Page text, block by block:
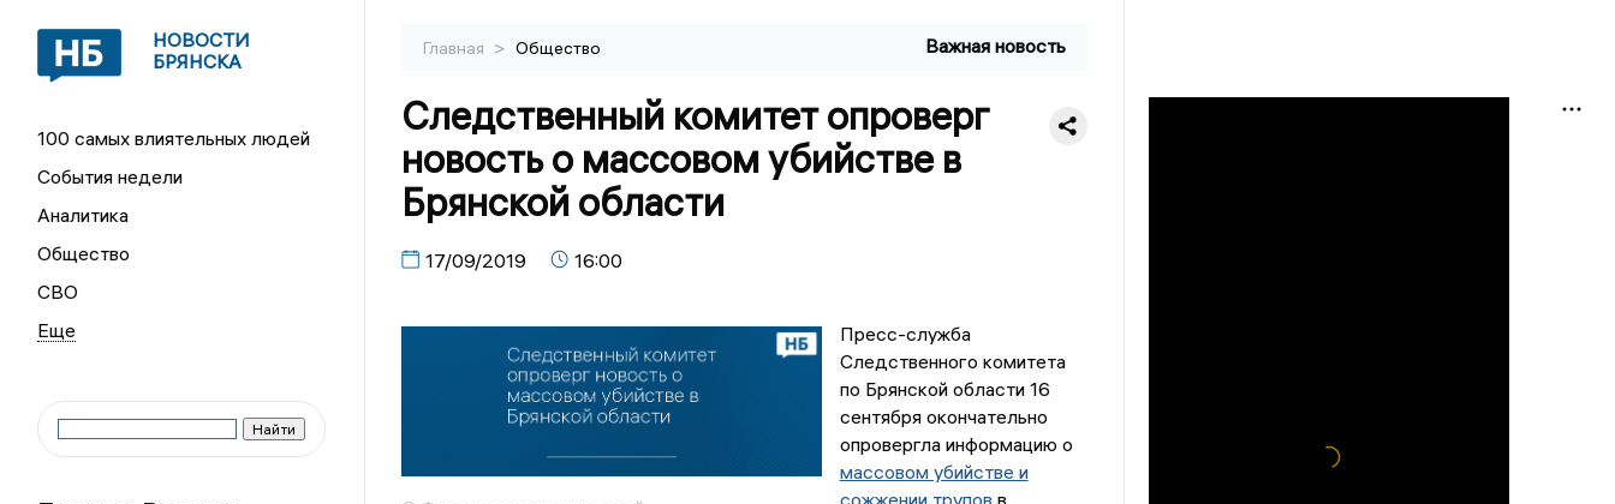
НОВОСТИ
БРЯНСКА
100 самых влиятельных людей
События недели
Аналитика
Общество
СВО
Главная > Общество Важная новость
Следственный комитет опроверг
новость о массовом убийстве в
Брянской области
17/09/2019 16:00
Пресс-служба
Следственного комитета
по Брянской области 16
сентября окончательно
опровергла информацию о
массовом убийстве и